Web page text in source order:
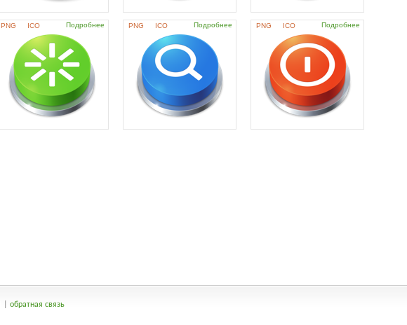
PNG ICO Подробнее PNG ICO Подробнее PNG ICO Подробнее
обратная связь